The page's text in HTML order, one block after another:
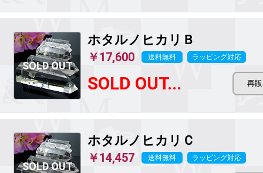
ホタルノヒカリ Ｂ
￥17,600 送料無料 ラッピング対応
SOLD OUT...
ホタルノヒカリ Ｃ
￥14,457 送料無料 ラッピング対応